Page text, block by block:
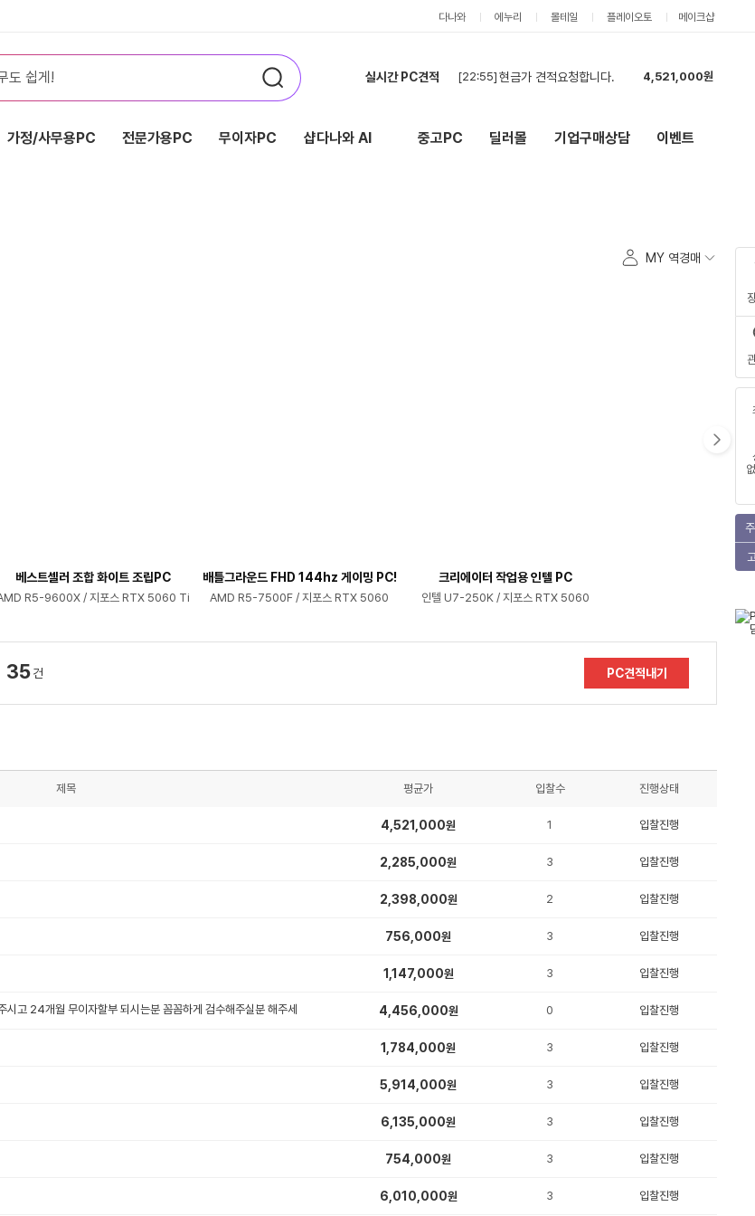
다나와 에누리 몰테일 플레이오토 메이크샵
실시간 PC견적 [22:55] 현금가 견적요청합니다.
4,521,000원
[22:30]최저가 찾아봅니다
756,000원
6,135,000원
가정/사무용PC 전문가용PC 무이자PC 샵다나와 AI 중고PC 딜러몰 기업구매상담 이벤트
MY 역경매
베스트셀러 조합 화이트 조립PC
R5-9600X / 지포스 RTX 5060 Ti
배틀그라운드 FHD 144hz 게이밍 PC!
AMD R5-7500F / 지포스 RTX 5060
크리에이터 작업용 인텔 PC
인텔 U7-250K / 지포스 RTX 5060
35건 PC견적내기
제목 평균가 입찰수 진행상태
4,521,000원 1 입찰진행
2,285,000원 3 입찰진행
2,398,000원 2 입찰진행
756,000원 3 입찰진행
1,147,000원 3 입찰진행
시고 24개월 무이자할부 되시는분 꼼꼼하게 검수해주실분 해주세 4,456,000원 0 입찰진행
1,784,000원 3 입찰진행
5,914,000원 3 입찰진행
6,135,000원 3 입찰진행
754,000원 3 입찰진행
6,010,000원 3 입찰진행